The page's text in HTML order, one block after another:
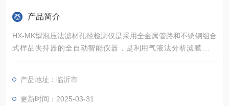
产品简介
HX-MK型泡压法滤材孔径检测仪是采用全金属管路和不锈钢组合
式样品夹持器的全自动智能仪器，是利用气液法分析滤膜、隔
膜、织物、纤维、陶瓷、烧结金属等材料的通孔的最大孔径、最
要应用于水过滤、电池隔膜、海水淡化、生物提纯等行业。
产品地址：临沂市
更新时间：2025-03-31